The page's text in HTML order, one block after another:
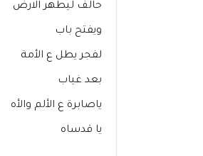
حالف ليطهر الارض
ويفتح باب
لفجر يطل ع الأمة
بعد غياب
ياصابرة ع الألم والأه
يا قدساه